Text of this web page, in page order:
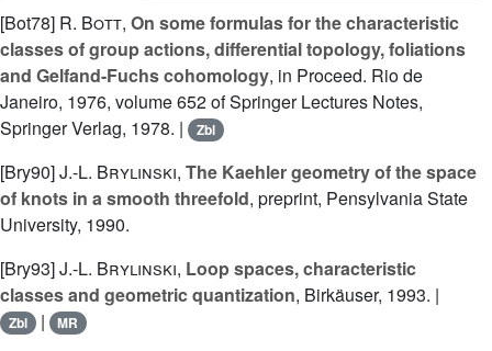
[Bot78] R. Bott, On some formulas for the characteristic
classes of group actions, differential topology, foliations
and Gelfand-Fuchs cohomology, in Proceed. Rio de
Janeiro, 1976, volume 652 of Springer Lectures Notes,
Springer Verlag, 1978. |
Zbl
[Bry90]J.-L. Brylinski, The Kaehler geometry of the space
of knots in a smooth threefold, preprint, Pensylvania State
University, 1990.
[Bry93]J.-L. Brylinski, Loop spaces, characteristic
classes and geometric quantization, Birkäuser, 1993. |
Zbl | MR